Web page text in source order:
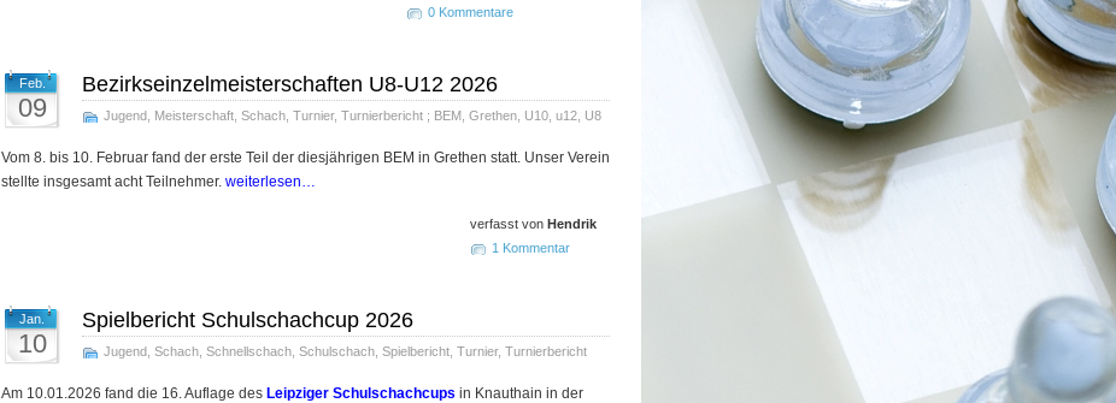
0 Kommentare
Feb.
09
Bezirkseinzelmeisterschaften U8-U12 2026
Jugend Meisterschaft Schach Turnier, Turnierbericht ; BEM Grethen U10 u12 U8
Vom 8. bis 10. Februar fand der erste Teil der diesjährigen BEM in Grethen statt. Unser Verein
stellte insgesamt acht Teilnehmer. weiterlesen…
verfasst von Hendrik
1 Kommentar
Jan.
10
Spielbericht Schulschachcup 2026
Jugend Schach Schnellschach Schulschach Spielbericht Turnier, Turnierbericht
Am 10.01.2026 fand die 16. Auflage des Leipziger Schulschachcups in Knauthain in der